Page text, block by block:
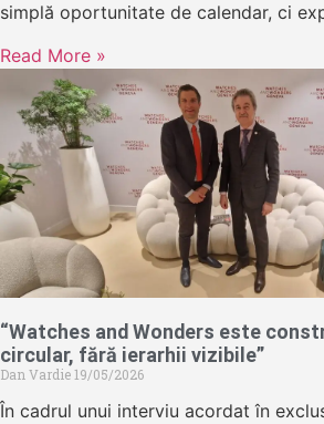
simplă oportunitate de calendar, ci
Read More »
“Watches and Wonders este
circular, fără ierarhii vizibile”
Dan Vardie19/05/2026
În cadrul unui interviu acordat în